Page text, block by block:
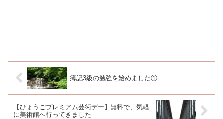
簿記3級の勉強を始めました①
【ひょうごプレミアム芸術デー】無料で、気軽
に美術館へ行ってきました